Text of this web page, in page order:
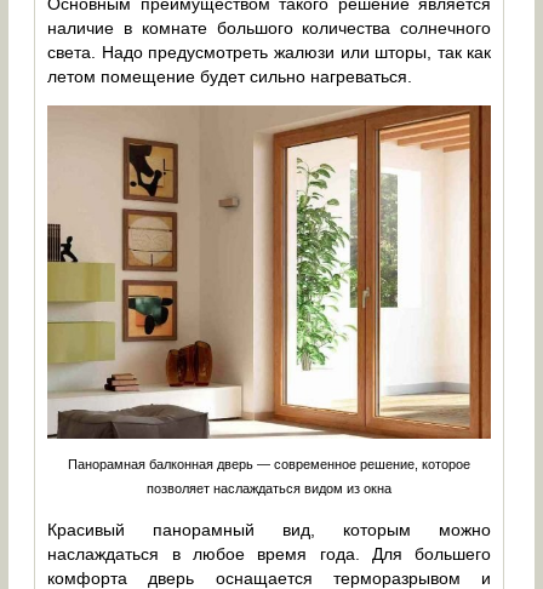
наличие в комнате большого количества солнечного
света. Надо предусмотреть жалюзи или шторы, так как
летом помещение будет сильно нагреваться.
Панорамная балконная дверь — современное решение, которое
позволяет наслаждаться видом из окна
Красивый панорамный вид, которым можно
наслаждаться в любое время года. Для большего
комфорта дверь оснащается терморазрывом и